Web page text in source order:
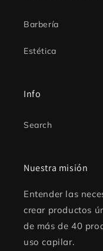
Barbería
Estética
Info
Search
Nuestra misión
Entender las
crear productos
de más de 40
uso capilar.